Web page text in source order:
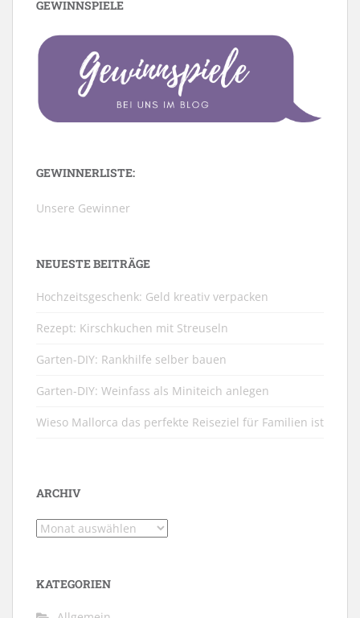
GEWINNSPIELE
GEWINNERLISTE:
Unsere Gewinner
NEUESTE BEITRÄGE
Hochzeitsgeschenk: Geld kreativ verpacken
Rezept: Kirschkuchen mit Streuseln
Garten-DIY: Rankhilfe selber bauen
Garten-DIY: Weinfass als Miniteich anlegen
Wieso Mallorca das perfekte Reiseziel für Familien ist
ARCHIV
Archiv
KATEGORIEN